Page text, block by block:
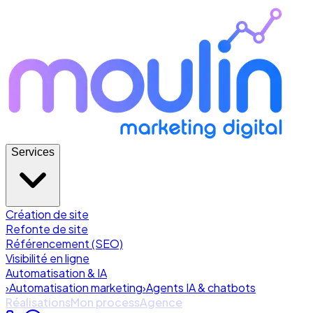
Services
Création de site
Refonte de site
Référencement (SEO)
Visibilité en ligne
Automatisation & IA
›Automatisation marketing›Agents IA & chatbots
RéalisationsMon processAgence